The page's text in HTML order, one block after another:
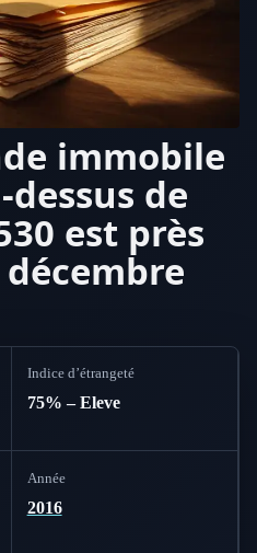
immobile
de
est près
Indice d’étrangeté
75% – Eleve
Année
2016